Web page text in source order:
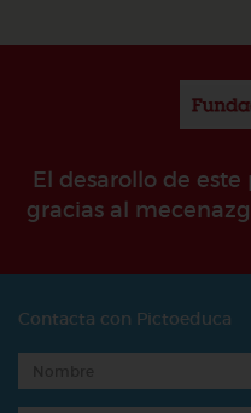
El desarollo de
gracias al
Contacta con Pictoeduca